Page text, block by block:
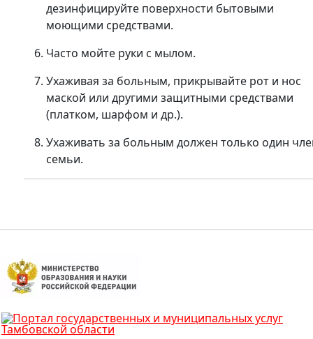
дезинфицируйте поверхности бытовыми
моющими средствами.
Часто мойте руки с мылом.
Ухаживая за больным, прикрывайте рот и нос
маской или другими защитными средствами
(платком, шарфом и др.).
Ухаживать за больным должен только один
семьи.